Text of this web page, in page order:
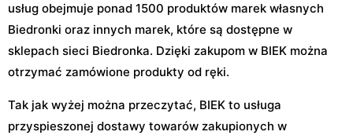
usług obejmuje ponad 1500 produktów marek własnych
Biedronki oraz innych marek, które są dostępne w
sklepach sieci Biedronka. Dzięki zakupom w BIEK można
otrzymać zamówione produkty od ręki.
Tak jak wyżej można przeczytać, BIEK to usługa
przyspieszonej dostawy towarów zakupionych w